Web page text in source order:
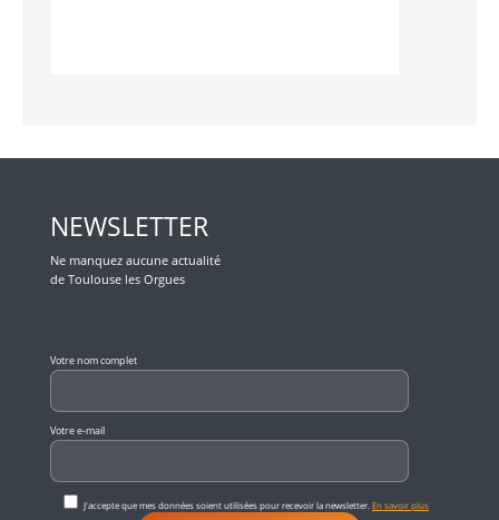
NEWSLETTER
Ne manquez aucune actualité
de Toulouse les Orgues
Votre nom complet
Votre e-mail
J'accepte que mes données soient utilisées pour recevoir la newsletter. En savoir plus